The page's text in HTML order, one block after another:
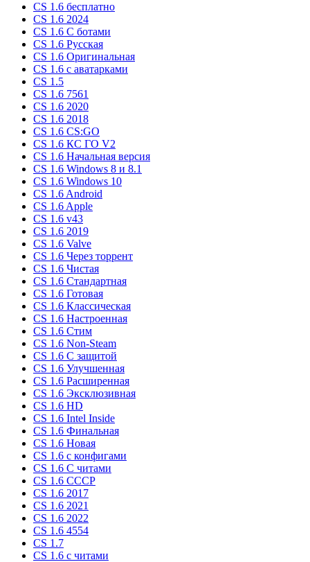
CS 1.6 бесплатно
CS 1.6 2024
CS 1.6 С ботами
CS 1.6 Русская
CS 1.6 Оригинальная
CS 1.6 c аватарками
CS 1.5
CS 1.6 7561
CS 1.6 2020
CS 1.6 2018
CS 1.6 CS:GO
CS 1.6 КС ГО V2
CS 1.6 Начальная версия
CS 1.6 Windows 8 и 8.1
CS 1.6 Windows 10
CS 1.6 Android
CS 1.6 Apple
CS 1.6 v43
CS 1.6 2019
CS 1.6 Valve
CS 1.6 Через торрент
CS 1.6 Чистая
CS 1.6 Стандартная
CS 1.6 Готовая
CS 1.6 Классическая
CS 1.6 Настроенная
CS 1.6 Стим
CS 1.6 Non-Steam
CS 1.6 C защитой
CS 1.6 Улучшенная
CS 1.6 Расширенная
CS 1.6 Эксклюзивная
CS 1.6 HD
CS 1.6 Intel Inside
CS 1.6 Финальная
CS 1.6 Новая
CS 1.6 с конфигами
CS 1.6 С читами
CS 1.6 CCCP
CS 1.6 2017
CS 1.6 2021
CS 1.6 2022
CS 1.6 4554
CS 1.7
CS 1.6 с читами